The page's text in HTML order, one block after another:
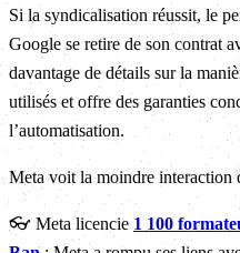
Si la syndicalisation réussit, le
Google se retire de son contrat
davantage de détails sur la
utilisés et offre des garanties
l’automatisation.
Meta voit la moindre interaction
👓 Meta licencie 1 100